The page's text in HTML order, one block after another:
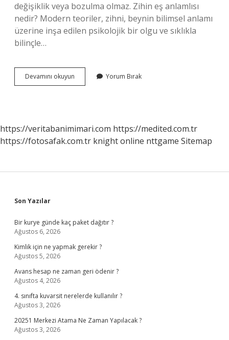
değişiklik veya bozulma olmaz. Zihin eş anlamlısı
nedir? Modern teoriler, zihni, beynin bilimsel anlamı
üzerine inşa edilen psikolojik bir olgu ve sıklıkla
bilinçle…
Devamını okuyun
Eş
Yorum Bırak
https://veritabanimimari.com https://medited.com.tr
https://fotosafak.com.tr knight online nttgame Sitemap
Sidebar
Son Yazılar
Bir kurye günde kaç paket dağıtır ?
Ağustos 6, 2026
Kimlik için ne yapmak gerekir ?
Ağustos 5, 2026
Avans hesap ne zaman geri ödenir ?
Ağustos 4, 2026
4. sınıfta kuvarsit nerelerde kullanılır ?
Ağustos 3, 2026
20251 Merkezi Atama Ne Zaman Yapılacak ?
Ağustos 3, 2026